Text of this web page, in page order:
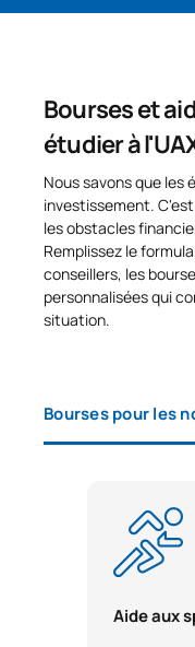
Bourses et
étudier à
Nous savons que
investissement.
les obstacles
Remplissez le
conseillers, les
personnalisées qui
situation.
Bourses pour les
Aide aux